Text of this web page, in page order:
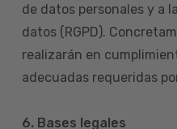
de datos personales y a
datos (RGPD).
realizarán en
adecuadas requeridas
6. Bases legales